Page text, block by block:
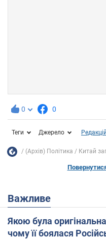
0 0
Теги Джерело
(Архів) Політика Китай
Важливе
Якою була
чому її боялася